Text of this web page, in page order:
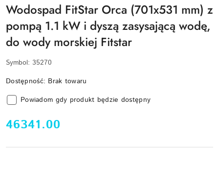
Wodospad FitStar Orca (701x531 mm) z
pompą 1.1 kW i dyszą zasysającą wodę,
do wody morskiej Fitstar
Symbol: 35270
Dostępność: Brak towaru
Powiadom gdy produkt będzie dostępny
cena:
46341.00